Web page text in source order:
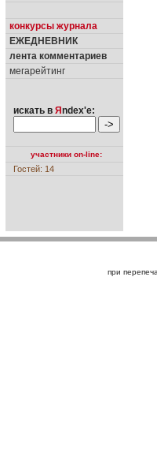
конкурсы журнала
ЕЖЕДНЕВНИК
лента комментариев
мегарейтинг
искать в Я ndex'е:
участники on-line:
Гостей: 14
при